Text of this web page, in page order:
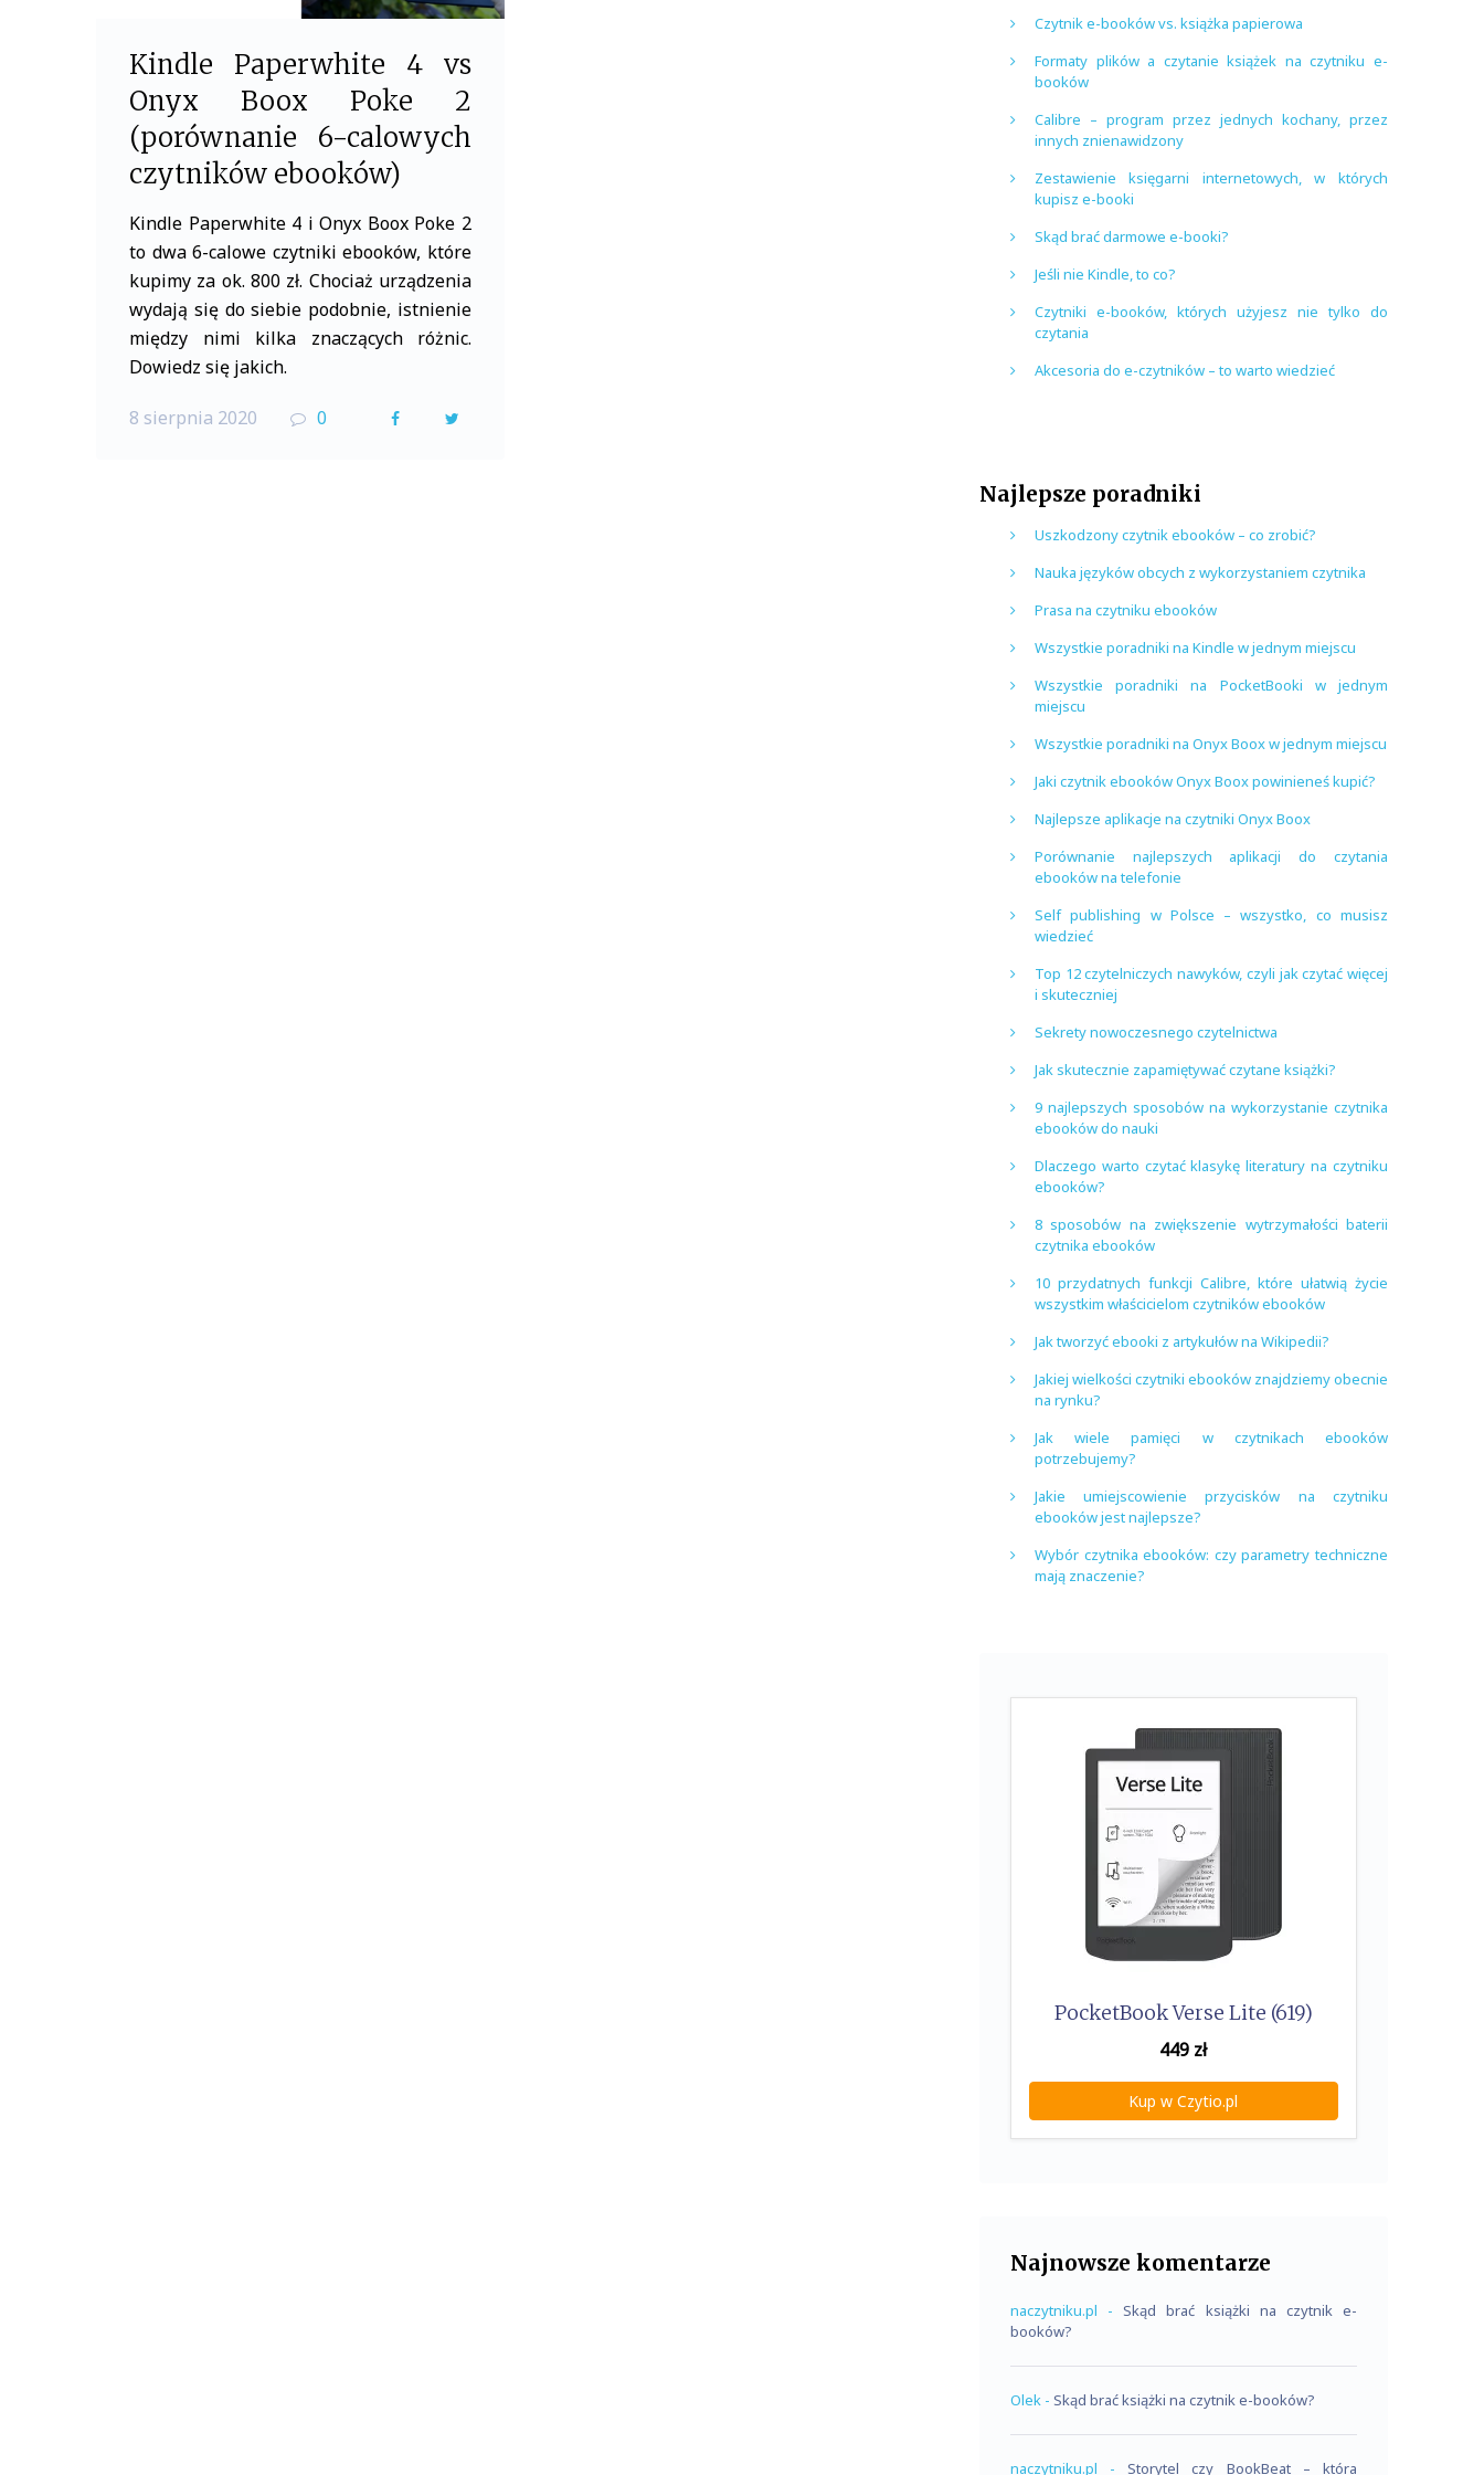
Kindle Paperwhite 4 vs
Onyx Boox Poke 2
(porównanie 6-calowych
czytników ebooków)
Kindle Paperwhite 4 i Onyx Boox Poke 2
to dwa 6-calowe czytniki ebooków, które
kupimy za ok. 800 zł. Chociaż urządzenia
wydają się do siebie podobnie, istnienie
między nimi kilka znaczących różnic.
Dowiedz się jakich.
8 sierpnia 2020 0
F
Czytnik e-booków vs. książka papierowa
Formaty plików a czytanie książek na czytniku e-
booków
Calibre – program przez jednych kochany, przez
innych znienawidzony
Zestawienie księgarni internetowych, w których
kupisz e-booki
Skąd brać darmowe e-booki?
Jeśli nie Kindle, to co?
Czytniki e-booków, których użyjesz nie tylko do
czytania
Akcesoria do e-czytników – to warto wiedzieć
Najlepsze poradniki
Uszkodzony czytnik ebooków – co zrobić?
Nauka języków obcych z wykorzystaniem czytnika
Prasa na czytniku ebooków
Wszystkie poradniki na Kindle w jednym miejscu
Wszystkie poradniki na PocketBooki w jednym
miejscu
Wszystkie poradniki na Onyx Boox w jednym miejscu
Jaki czytnik ebooków Onyx Boox powinieneś kupić?
Najlepsze aplikacje na czytniki Onyx Boox
Porównanie najlepszych aplikacji do czytania
ebooków na telefonie
Self publishing w Polsce – wszystko, co musisz
wiedzieć
Top 12 czytelniczych nawyków, czyli jak czytać więcej
i skuteczniej
Sekrety nowoczesnego czytelnictwa
Jak skutecznie zapamiętywać czytane książki?
9 najlepszych sposobów na wykorzystanie czytnika
ebooków do nauki
Dlaczego warto czytać klasykę literatury na czytniku
ebooków?
8 sposobów na zwiększenie wytrzymałości baterii
czytnika ebooków
10 przydatnych funkcji Calibre, które ułatwią życie
wszystkim właścicielom czytników ebooków
Jak tworzyć ebooki z artykułów na Wikipedii?
Jakiej wielkości czytniki ebooków znajdziemy obecnie
na rynku?
Jak wiele pamięci w czytnikach ebooków
potrzebujemy?
Jakie umiejscowienie przycisków na czytniku
ebooków jest najlepsze?
Wybór czytnika ebooków: czy parametry techniczne
mają znaczenie?
PocketBook Verse Lite (619)
449 zł
Kup w Czytio.pl
Najnowsze komentarze
naczytniku.pl - Skąd brać książki na czytnik e-
booków?
Olek - Skąd brać książki na czytnik e-booków?
naczytniku.pl - Storytel czy BookBeat – która